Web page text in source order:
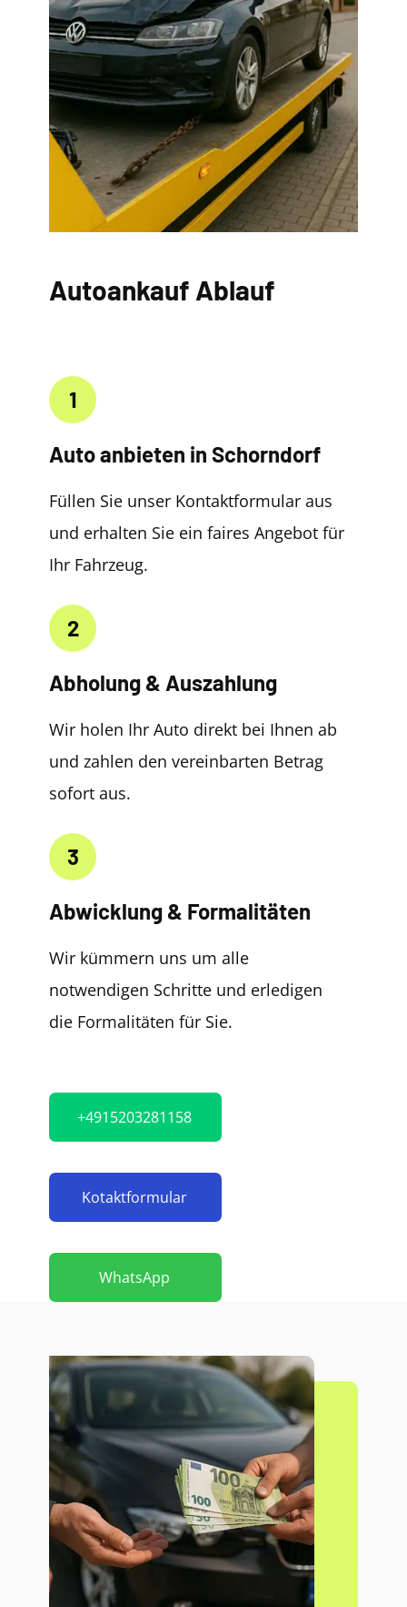
Autoankauf Ablauf
1
Auto anbieten in Schorndorf
Füllen Sie unser Kontaktformular aus
und erhalten Sie ein faires Angebot für
Ihr Fahrzeug.
2
Abholung & Auszahlung
Wir holen Ihr Auto direkt bei Ihnen ab
und zahlen den vereinbarten Betrag
sofort aus.
3
Abwicklung & Formalitäten
Wir kümmern uns um alle
notwendigen Schritte und erledigen
die Formalitäten für Sie.
+4915203281158
Kotaktformular
WhatsApp